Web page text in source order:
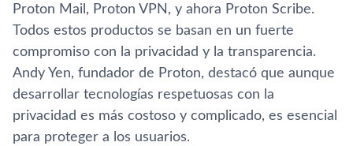
Proton Mail, Proton VPN, y ahora Proton Scribe.
Todos estos productos se basan en un fuerte
compromiso con la privacidad y la transparencia.
Andy Yen, fundador de Proton, destacó que aunque
desarrollar tecnologías respetuosas con la
privacidad es más costoso y complicado, es esencial
para proteger a los usuarios.